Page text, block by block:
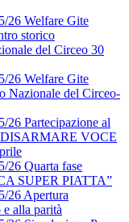
26 Welfare Gite
storico
del Circeo 30
26 Welfare Gite
Nazionale del Circeo-
26 Partecipazione al
VOCE
26 Quarta fase
SUPER PIATTA”
26 Apertura
alla parità